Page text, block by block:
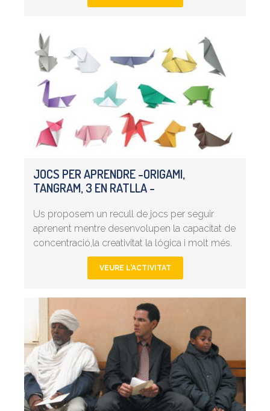
JOCS PER APRENDRE -ORIGAMI,
TANGRAM, 3 EN RATLLA -
Us proposem un recull de jocs per seguir
aprenent mentre desenvolupen la capacitat de
concentració,la creativitat la lógica i molt més.
VEURE L'ACTIVITAT